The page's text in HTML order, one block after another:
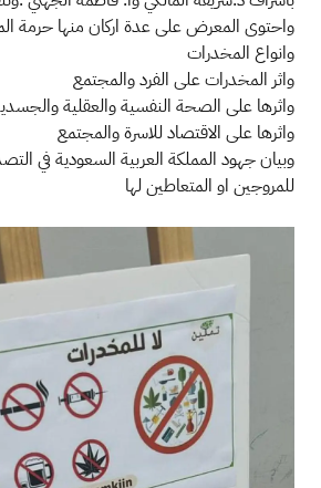
واحتوى المعرض على عدة اركان منها حرمة
وانواع المخدرات
واثر المخدرات على الفرد والمجتمع
واثرها على الصحة النفسية والعقلية
واثرها على الاقتصاد للاسرة والمجتمع
وبيان جهود المملكة العربية السعودية في
للمروجين او المتعاطين لها​